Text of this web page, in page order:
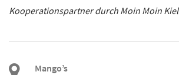
Kooperationspartner durch Moin Moin Kiel
Mango’s